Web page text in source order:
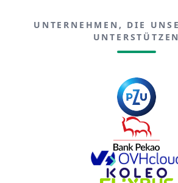
UNTERNEHMEN, DIE
UNTERSTÜTZEN